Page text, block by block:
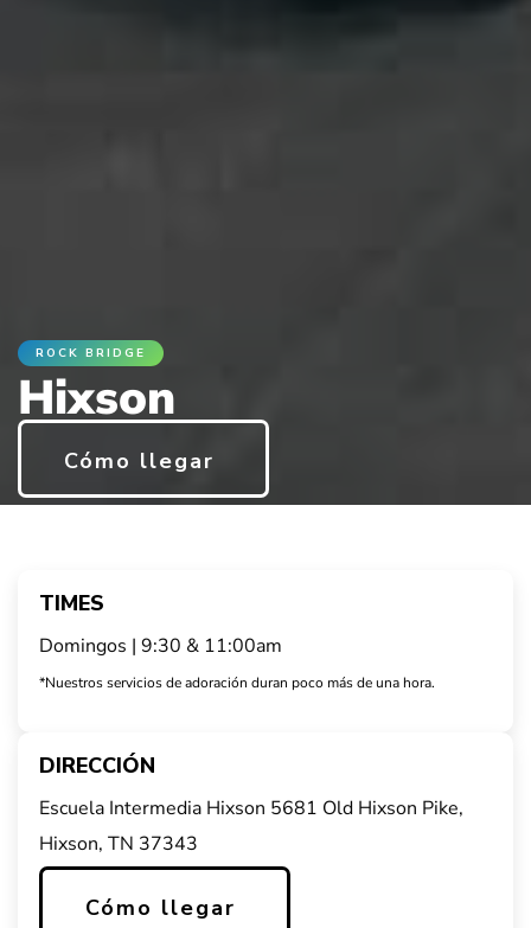
ROCK BRIDGE
Hixson
Cómo llegar
TIMES
Domingos | 9:30 & 11:00am
*Nuestros servicios de adoración duran poco más de una hora.
DIRECCIÓN
Escuela Intermedia Hixson 5681 Old Hixson Pike,
Hixson, TN 37343
Cómo llegar